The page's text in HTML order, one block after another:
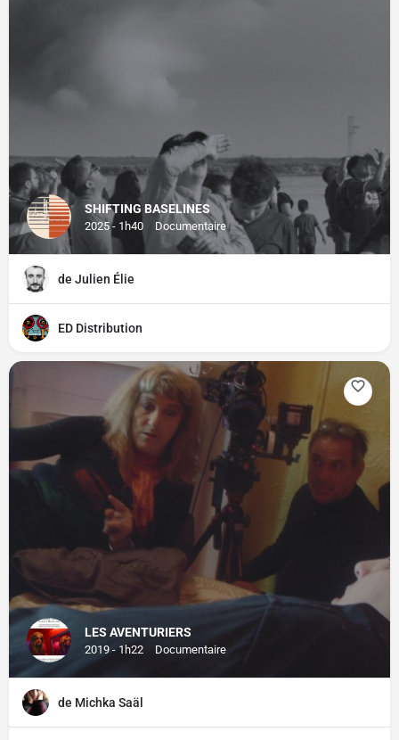
SHIFTING BASELINES
2025 - 1h40 Documentaire
de Julien Élie
ED Distribution
LES AVENTURIERS
2019 - 1h22 Documentaire
de Michka Saäl